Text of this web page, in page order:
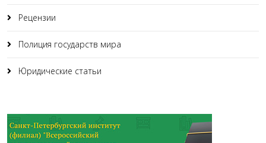
Рецензии
Полиция государств мира
Юридические статьи